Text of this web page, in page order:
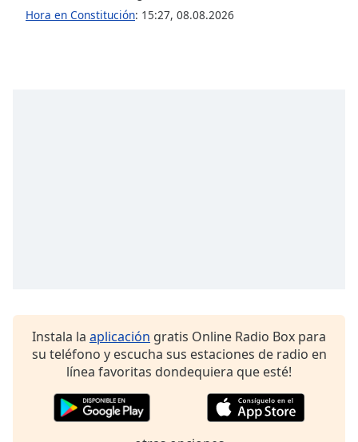
FontHora en Constitución: 15:27, 08.08.2026
Instala la aplicación gratis Online Radio Box para
su teléfono y escucha sus estaciones de radio en
línea favoritas dondequiera que esté!